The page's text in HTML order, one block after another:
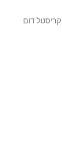
דום